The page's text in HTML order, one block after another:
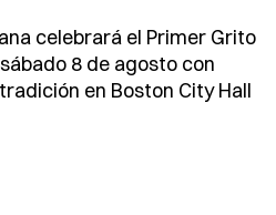
celebrará el Primer Grito
8 de agosto con
en Boston City Hall